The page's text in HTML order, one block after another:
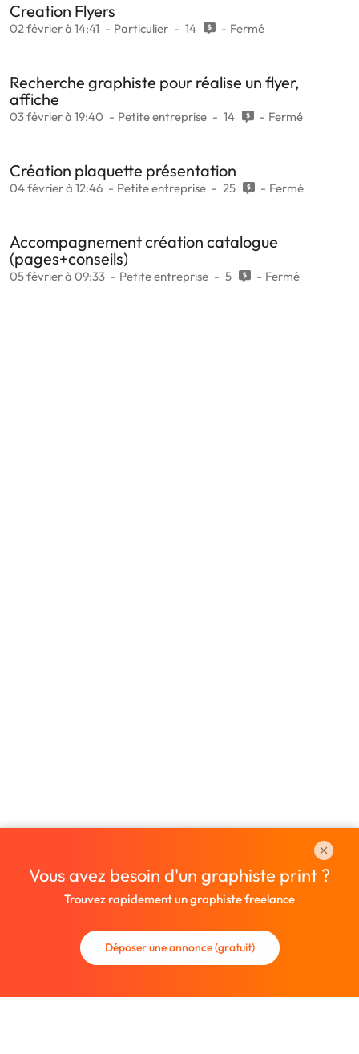
Creation Flyers
02 février à 14:41 Particulier 14 Fermé
Recherche graphiste pour réalise un flyer,
affiche
03 février à 19:40 Petite entreprise 14 Fermé
Création plaquette présentation
04 février à 12:46 Petite entreprise 25 Fermé
Accompagnement création catalogue
(pages+conseils)
05 février à 09:33 Petite entreprise 5 Fermé
Vous avez besoin d'un graphiste print ?
Trouvez rapidement un graphiste freelance
Déposer une annonce (gratuit)